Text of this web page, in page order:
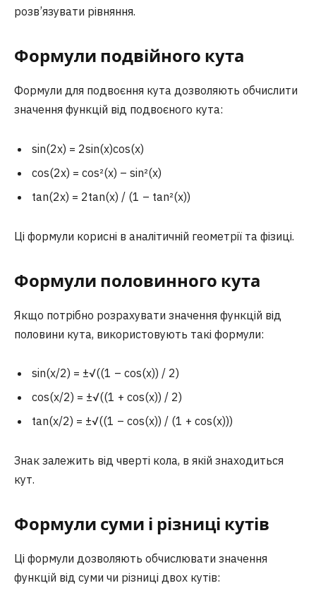
розв’язувати рівняння.
Формули подвійного кута
Формули для подвоєння кута дозволяють обчислити
значення функцій від подвоєного кута:
sin(2x) = 2sin(x)cos(x)
cos(2x) = cos²(x) – sin²(x)
tan(2x) = 2tan(x) / (1 – tan²(x))
Ці формули корисні в аналітичній геометрії та фізиці.
Формули половинного кута
Якщо потрібно розрахувати значення функцій від
половини кута, використовують такі формули:
sin(x/2) = ±√((1 – cos(x)) / 2)
cos(x/2) = ±√((1 + cos(x)) / 2)
tan(x/2) = ±√((1 – cos(x)) / (1 + cos(x)))
Знак залежить від чверті кола, в якій знаходиться
кут.
Формули суми і різниці кутів
Ці формули дозволяють обчислювати значення
функцій від суми чи різниці двох кутів: